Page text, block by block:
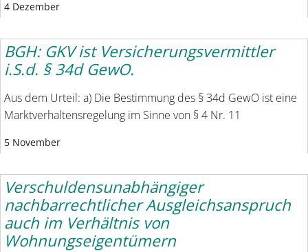
4 Dezember
BGH: GKV ist Versicherungsvermittler
i.S.d. § 34d GewO.
Aus dem Urteil: a) Die Bestimmung des § 34d GewO ist eine
Marktverhaltensregelung im Sinne von § 4 Nr. 11
5 November
Verschuldensunabhängiger
nachbarrechtlicher Ausgleichsanspruch
auch im Verhältnis von
Wohnungseigentümern